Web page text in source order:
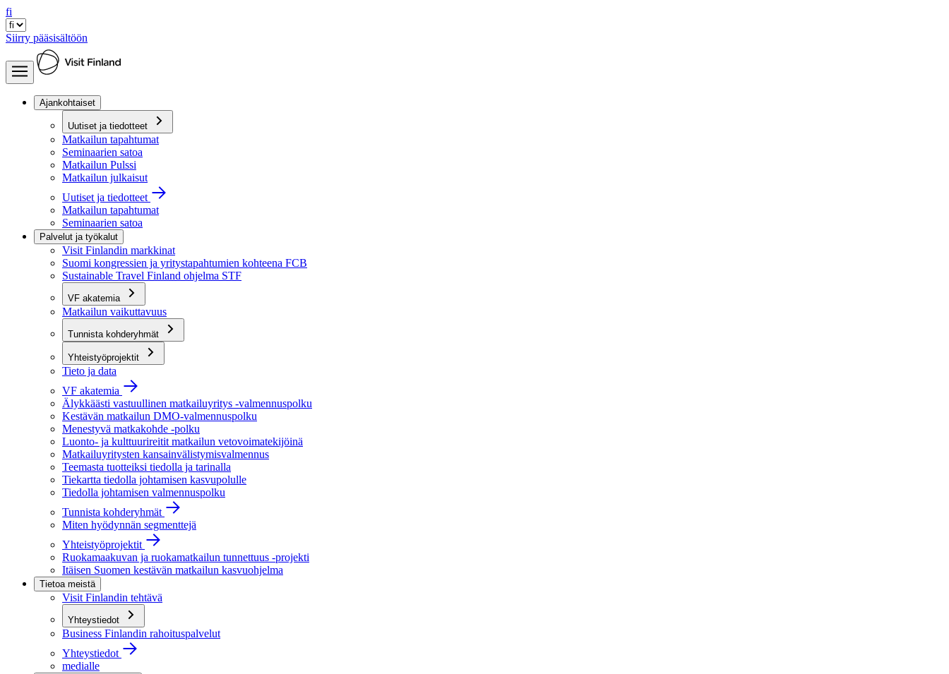
fi
Siirry pääsisältöön
Ajankohtaiset
Uutiset ja tiedotteet
Matkailun tapahtumat
Seminaarien satoa
Matkailun Pulssi
Matkailun julkaisut
Uutiset ja tiedotteet
Matkailun tapahtumat
Seminaarien satoa
Palvelut ja työkalut
Visit Finlandin markkinat
Suomi kongressien ja yritystapahtumien kohteena FCB
Sustainable Travel Finland ohjelma STF
VF akatemia
Matkailun vaikuttavuus
Tunnista kohderyhmät
Yhteistyöprojektit
Tieto ja data
VF akatemia
Älykkäästi vastuullinen matkailuyritys -valmennuspolku
Kestävän matkailun DMO-valmennuspolku
Menestyvä matkakohde -polku
Luonto- ja kulttuurireitit matkailun vetovoimatekijöinä
Matkailuyritysten kansainvälistymisvalmennus
Teemasta tuotteiksi tiedolla ja tarinalla
Tiekartta tiedolla johtamisen kasvupolulle
Tiedolla johtamisen valmennuspolku
Tunnista kohderyhmät
Miten hyödynnän segmenttejä
Yhteistyöprojektit
Ruokamaakuvan ja ruokamatkailun tunnettuus -projekti
Itäisen Suomen kestävän matkailun kasvuohjelma
Tietoa meistä
Visit Finlandin tehtävä
Yhteystiedot
Business Finlandin rahoituspalvelut
Yhteystiedot
medialle